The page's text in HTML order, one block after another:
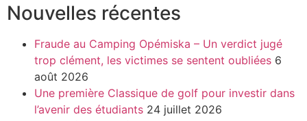
Nouvelles récentes
Fraude au Camping Opémiska – Un verdict jugé
trop clément, les victimes se sentent oubliées 6
août 2026
Une première Classique de golf pour investir dans
l’avenir des étudiants 24 juillet 2026